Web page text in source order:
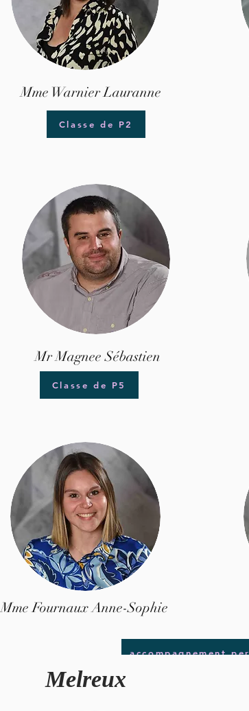
Mme Warnier Lauranne
Classe de P2
Mr Magnee Sébastien
Classe de P5
Mme Fournaux Anne-Sophie
accompagnement
Melreux